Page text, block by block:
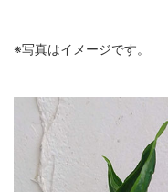
※写真はイメージです。